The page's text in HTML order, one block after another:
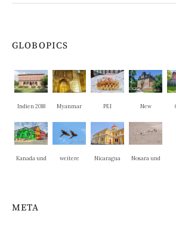
GLOBOPICS
Indien 2018 Myanmar PEI
New
Kanada und
weitere
Nicaragua
Nosara und
META